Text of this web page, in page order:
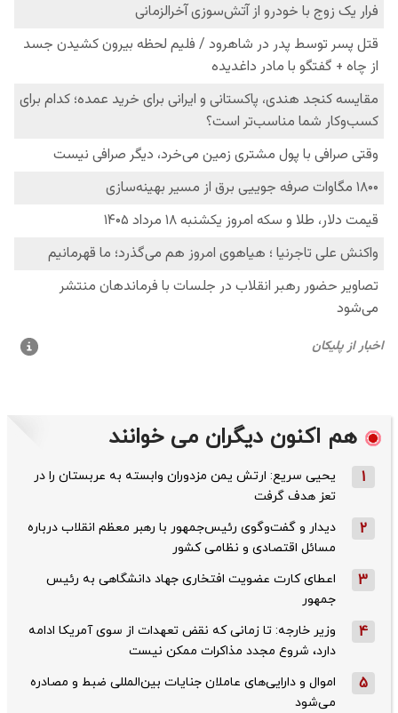
هم اکنون دیگران می خوانند
1
یحیی سریع: ارتش یمن مزدوران وابسته به عربستان را در
تعز هدف گرفت
2
دیدار و گفت‌وگوی رئیس‌جمهور با رهبر معظم انقلاب درباره
مسائل اقتصادی و نظامی کشور
3
اعطای کارت عضویت افتخاری جهاد دانشگاهی به رئیس‌
جمهور
4
وزیر خارجه: تا زمانی که نقض تعهدات از سوی آمریکا ادامه
دارد، شروع مجدد مذاکرات ممکن نیست
5
اموال و دارایی‌های عاملان جنایات بین‌المللی ضبط و مصادره
می‌شود